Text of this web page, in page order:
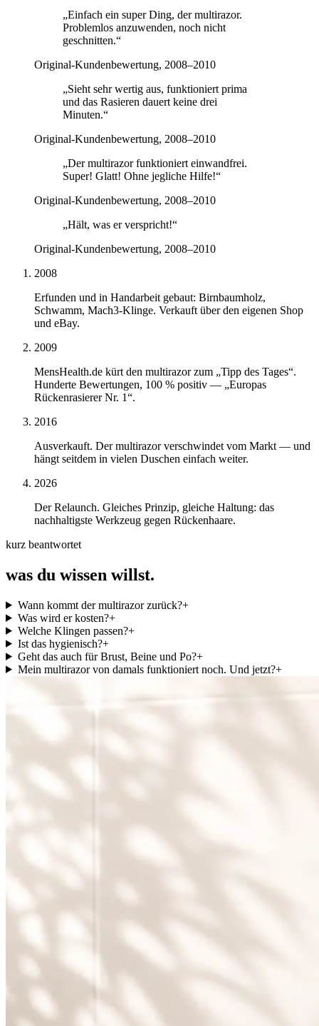
„Einfach ein super Ding, der multirazor.
Problemlos anzuwenden, noch nicht
geschnitten.“
Original-Kundenbewertung, 2008–2010
„Sieht sehr wertig aus, funktioniert prima
und das Rasieren dauert keine drei
Minuten.“
Original-Kundenbewertung, 2008–2010
„Der multirazor funktioniert einwandfrei.
Super! Glatt! Ohne jegliche Hilfe!“
Original-Kundenbewertung, 2008–2010
„Hält, was er verspricht!“
Original-Kundenbewertung, 2008–2010
2008
Erfunden und in Handarbeit gebaut: Birnbaumholz,
Schwamm, Mach3-Klinge. Verkauft über den eigenen Shop
und eBay.
2009
MensHealth.de kürt den multirazor zum „Tipp des Tages“.
Hunderte Bewertungen, 100 % positiv — „Europas
Rückenrasierer Nr. 1“.
2016
Ausverkauft. Der multirazor verschwindet vom Markt — und
hängt seitdem in vielen Duschen einfach weiter.
2026
Der Relaunch. Gleiches Prinzip, gleiche Haltung: das
nachhaltigste Werkzeug gegen Rückenhaare.
kurz beantwortet
was du wissen willst.
Wann kommt der multirazor zurück?+
Was wird er kosten?+
Welche Klingen passen?+
Ist das hygienisch?+
Geht das auch für Brust, Beine und Po?+
Mein multirazor von damals funktioniert noch. Und jetzt?+